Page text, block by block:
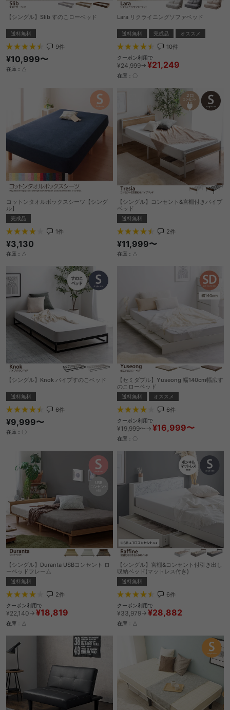
【シングル】Slib すのこローベッド
送料無料
9件
¥10,999〜
在庫：△
Lara リクライニングソファベッド
送料無料 完成品 オススメ
10件
クーポン利用で
¥24,999→ ¥21,249
在庫：〇
コットンタオルボックスシーツ【シング
ル】
完成品
1件
¥3,130
在庫：△
【シングル】コンセント&宮棚付きパイプ
ベッド
送料無料
2件
¥11,999〜
在庫：△
【シングル】Knok パイプすのこベッド
送料無料
6件
¥9,999〜
在庫：〇
【セミダブル】Yuseong 幅140cm幅広す
のこローベッド
送料無料 オススメ
6件
クーポン利用で
¥19,999〜→ ¥16,999〜
在庫：〇
【シングル】Duranta USBコンセント ロ
ーベッドフレーム
送料無料
2件
クーポン利用で
¥22,140→ ¥18,819
在庫：△
【シングル】宮棚&コンセント付引き出し
収納ベッド(マットレス付き)
送料無料
6件
クーポン利用で
¥33,979→ ¥28,882
在庫：△